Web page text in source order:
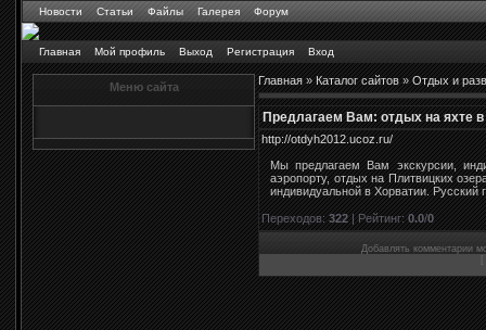
Новости Статьи Файлы Галерея Форум
Главная Мой профиль Выход Регистрация Вход
Меню сайта Главная»Каталог сайтов»Отдых и
Предлагаем Вам: отдых на яхте в
http://otdyh2012.ucoz.ru/
Мы предлагаем Вам экскурсии,
аэропорту, отдых на Плитвицких
индивидуальной в Хорватии. Русский
Переходов:322|Рейтинг:0.0/0
Добавлять комментарии